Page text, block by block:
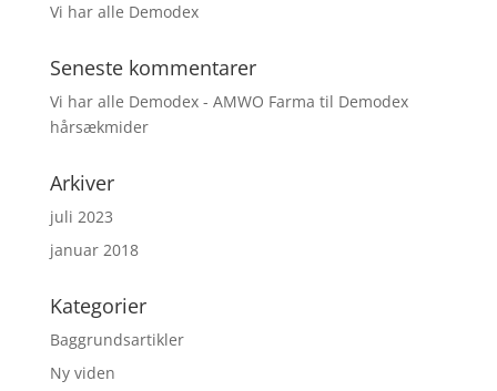
Vi har alle Demodex
Seneste kommentarer
Vi har alle Demodex - AMWO Farma til Demodex
hårsækmider
Arkiver
juli 2023
januar 2018
Kategorier
Baggrundsartikler
Ny viden